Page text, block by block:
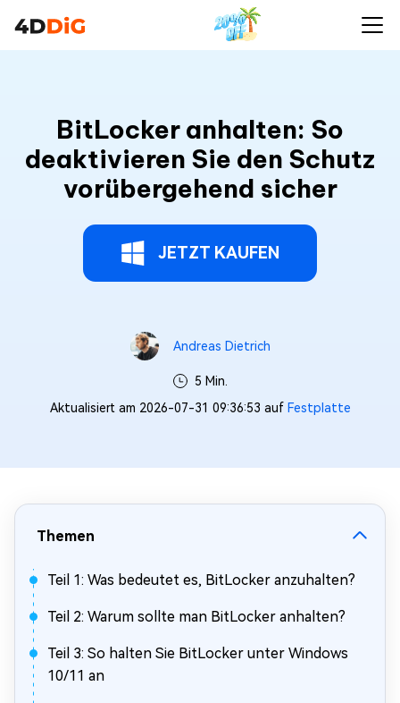
BitLocker anhalten: So
deaktivieren Sie den Schutz
vorübergehend sicher
JETZT KAUFEN
Andreas Dietrich
5 Min.
Aktualisiert am 2026-07-31 09:36:53 auf Festplatte
Themen
Teil 1: Was bedeutet es, BitLocker anzuhalten?
Teil 2: Warum sollte man BitLocker anhalten?
Teil 3: So halten Sie BitLocker unter Windows
10/11 an